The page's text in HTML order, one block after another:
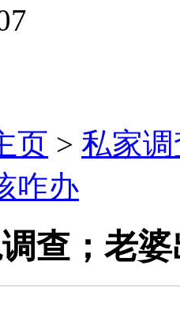
页 > 私家
咋办
查；老